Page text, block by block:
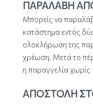
ΠΑΡΑΛΑΒΗ
Μπορείς να
κατάστημα εντός
ολοκλήρωση της
χρέωση. Μετά το
η παραγγελία
ΑΠΟΣΤΟΛΗ